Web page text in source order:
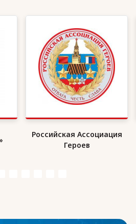
Российская Ассоциация
Героев